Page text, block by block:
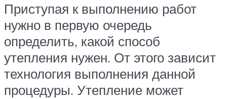
Приступая к выполнению работ
нужно в первую очередь
определить, какой способ
утепления нужен. От этого зависит
технология выполнения данной
процедуры. Утепление может